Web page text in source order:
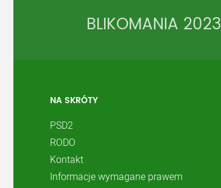
BLIKOMANIA 2023
NA SKRÓTY
PSD2
RODO
Kontakt
Informacje wymagane prawem